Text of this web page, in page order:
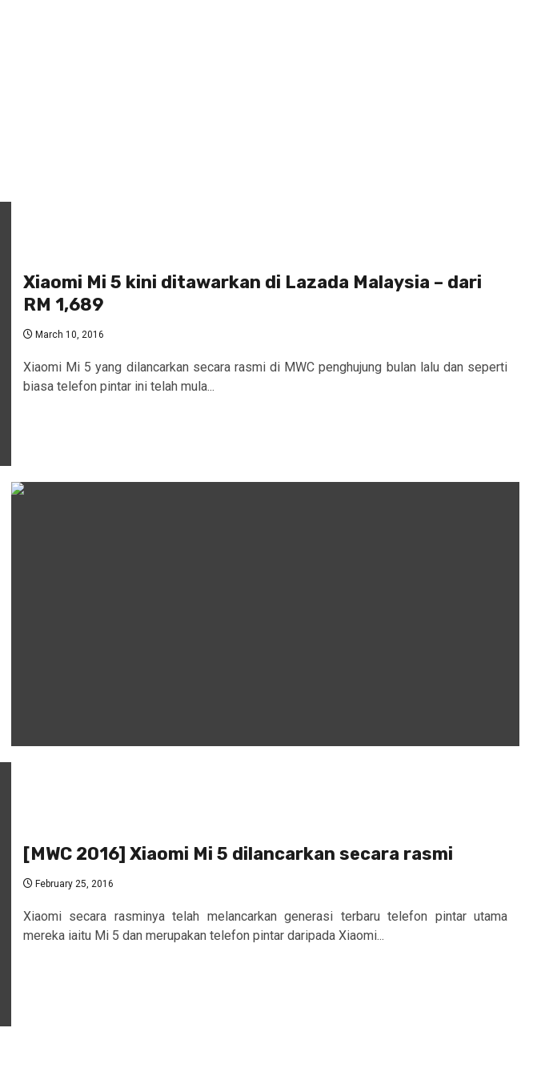
Xiaomi Mi 5 kini ditawarkan di Lazada Malaysia – dari
RM 1,689
March 10, 2016
Xiaomi Mi 5 yang dilancarkan secara rasmi di MWC penghujung bulan lalu dan seperti
biasa telefon pintar ini telah mula...
[MWC 2016] Xiaomi Mi 5 dilancarkan secara rasmi
February 25, 2016
Xiaomi secara rasminya telah melancarkan generasi terbaru telefon pintar utama
mereka iaitu Mi 5 dan merupakan telefon pintar daripada Xiaomi...